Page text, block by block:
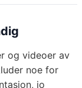
og videoer av
noe for
jo